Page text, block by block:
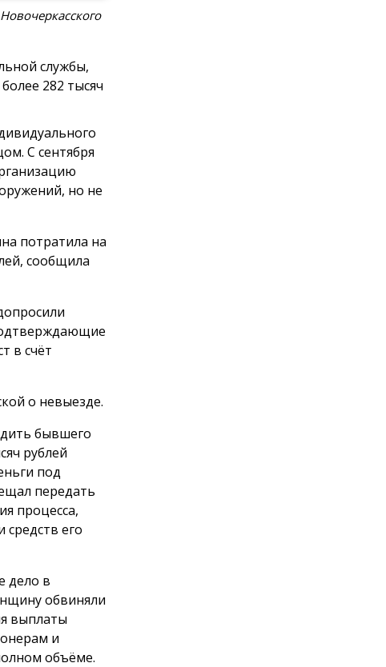
службы,
282 тысяч
С сентября
но не
потратила на
сообщила
в счёт
о невыезде.
бывшего
рублей
под
передать
процесса,
его
дело в
обвиняли
выплаты
и
объёме.